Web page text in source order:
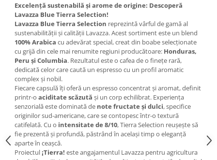
Excelență sustenabilă și arome de origine: Descoperă
Lavazza Blue Tierra Selection!
Lavazza Blue Tierra Selection reprezintă vârful de gamă al
sustenabilității și calității Lavazza. Acest sortiment este un blend
100% Arabica cu adevărat special, creat din boabe selecționate
cu grijă din cele mai renumite regiuni producătoare: Honduras,
Peru și Columbia. Rezultatul este o cafea de o finețe rară,
dedicată celor care caută un espresso cu un profil aromatic
complex și nobil.
Fiecare capsulă îți oferă un espresso concentrat și aromat, definit
printr-o aciditate scăzută și un corp echilibrat. Experiența
senzorială este dominată de note fructate și dulci, specifice
originilor sud-americane, care se contopesc într-o textură
catifelată. Cu o intensitate de 8/10, Tierra Selection reușește să
fie prezentă și profundă, păstrând în același timp o eleganță
aparte în ceașcă.
Proiectul¡Tierra! este angajamentul Lavazza pentru agricultura